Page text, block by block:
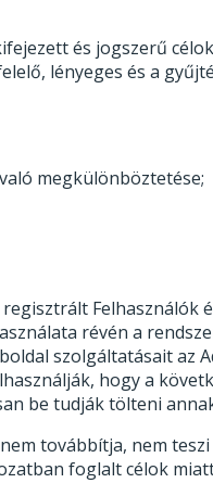
és jogszerű
lényeges és a
megkülönböztetése;
révén a
szolgáltatásait az
hogy a
be tudják tölteni
továbbítja, nem
foglalt célok